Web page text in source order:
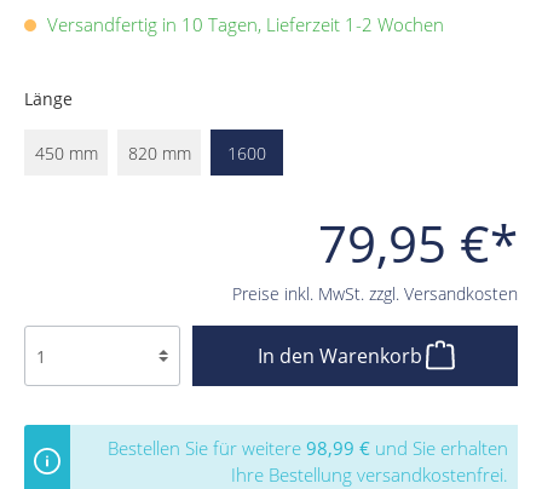
79,95 €*
Preise inkl. MwSt. zzgl. Versandkosten
Versandfertig in 10 Tagen, Lieferzeit 1-2 Wochen
Länge
450 mm 820 mm 1600
In den Warenkorb
Bestellen Sie für weitere 98,99 € und Sie erhalten
Ihre Bestellung versandkostenfrei.